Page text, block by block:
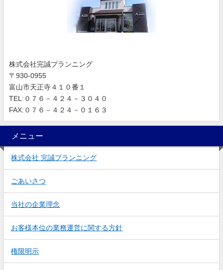
株式会社完誠プランニング
〒930-0955
富山市天正寺４１０番１
TEL:０７６－４２４－３０４０
FAX:０７６－４２４－０１６３
メニュー
株式会社 完誠プランニング
ごあいさつ
当社の企業理念
お客様本位の業務運営に関する方針
権限明示